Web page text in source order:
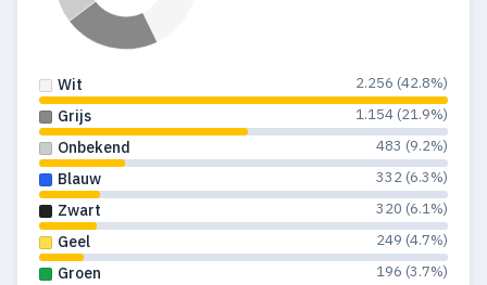
Wit 2.256 (42.8%)
Grijs 1.154 (21.9%)
Onbekend 483 (9.2%)
Blauw 332 (6.3%)
Zwart 320 (6.1%)
Geel 249 (4.7%)
Groen 196 (3.7%)